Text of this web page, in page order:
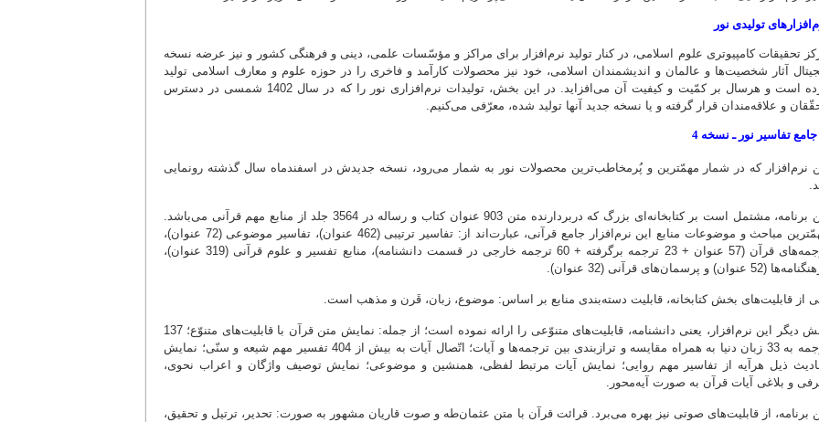
تولیدی نور
تحقیقات کامپیوتری علوم اسلامی، در کنار تولید نرم‌افزار برای مراکز و مؤسّسات علمی، دینی و فرهنگی کشور و نیز عرضه نسخه
آثار شخصیت‌ها و عالمان و اندیشمندان اسلامی، خود نیز محصولات کارآمد و فاخری را در حوزه علوم و معارف اسلامی تولید
کرده است و هرسال بر کمّیت و کیفیت آن می‌افزاید. در این بخش، تولیدات نرم‌افزاری نور را که در سال 1402 شمسی در دسترس
و علاقه‌مندان قرار گرفته و یا نسخه جدید آنها تولید شده، معرّفی می‌کنیم.
نرم‌افزار که در شمار مهمّترین و پُرمخاطب‌ترین محصولات نور به شمار می‌رود، نسخه جدیدش در اسفندماه سال گذشته رونمایی
این برنامه، مشتمل است بر کتابخانه‌ای بزرگ که دربردارنده متن 903 عنوان کتاب و رساله در 3564 جلد از منابع مهم قرآنی می‌باشد.
مهمّترین مباحث و موضوعات منابع این نرم‌افزار جامع قرآنی، عبارت‌اند از: تفاسیر ترتیبی (462 عنوان)، تفاسیر موضوعی (72 عنوان)،
ترجمه‌های قرآن (57 عنوان + 23 ترجمه برگرفته + 60 ترجمه خارجی در قسمت دانشنامه)، منابع تفسیر و علوم قرآنی (319 عنوان)،
(52 عنوان) و پرسمان‌های قرآنی (32 عنوان).
از قابلیت‌های بخش کتابخانه، قابلیت دسته‌بندی منابع بر اساس: موضوع، زبان، قَرن و مذهب است.
بخش دیگر این نرم‌افزار، یعنی دانشنامه، قابلیت‌های متنوّعی را ارائه نموده است؛ از جمله: نمایش متن قرآن با قابلیت‌های متنوّع؛ 137
ترجمه به 33 زبان دنیا به همراه مقایسه و ترازبندی بین ترجمه‌ها و آیات؛ اتّصال آیات به بیش از 404 تفسیر مهم شیعه و سنّی؛ نمایش
ذیل هرآیه از تفاسیر مهم روایی؛ نمایش آیات مرتبط لفظی، همنشین و موضوعی؛ نمایش توصیف واژگان و اعراب نحوی،
و بلاغی آیات قرآن به صورت آیه‌محور.
برنامه، از قابلیت‌های صوتی نیز بهره می‌برد. قرائت قرآن با متن عثمان‌طه و صوت قاریان مشهور به صورت: تحدیر، ترتیل و تحقیق،